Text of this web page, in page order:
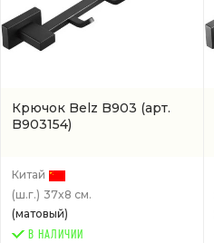
Крючок Belz B903 (арт.
B903154)
Китай
(ш.г.) 37x8 см.
(матовый)
В НАЛИЧИИ